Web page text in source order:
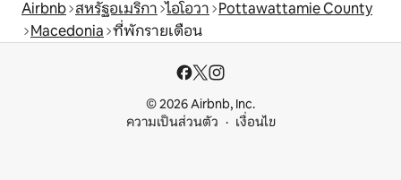
Airbnb สหรัฐอเมริกา ไอโอวา Pottawattamie County
Macedonia ที่พักรายเดือน
© 2026 Airbnb, Inc.
ความเป็นส่วนตัว
เงื่อนไข